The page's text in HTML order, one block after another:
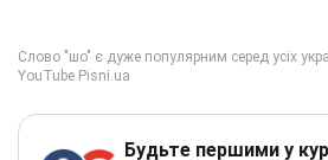
Будьте першими у